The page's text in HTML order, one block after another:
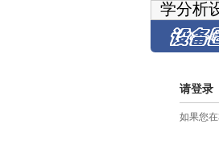
学分析
请登录
如果您